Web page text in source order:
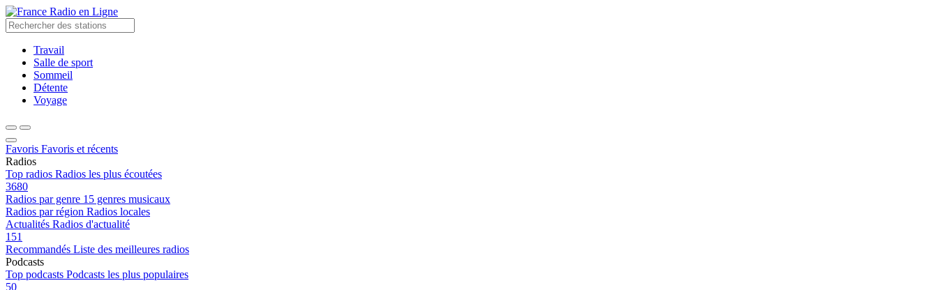
Radio en Ligne
Travail
Salle de sport
Sommeil
Détente
Voyage
Favoris Favoris et récents
Radios
Top radios Radios les plus écoutées
3680
Radios par genre 15 genres musicaux
Radios par région Radios locales
Actualités Radios d'actualité
151
Recommandés Liste des meilleures radios
Podcasts
Top podcasts Podcasts les plus populaires
50